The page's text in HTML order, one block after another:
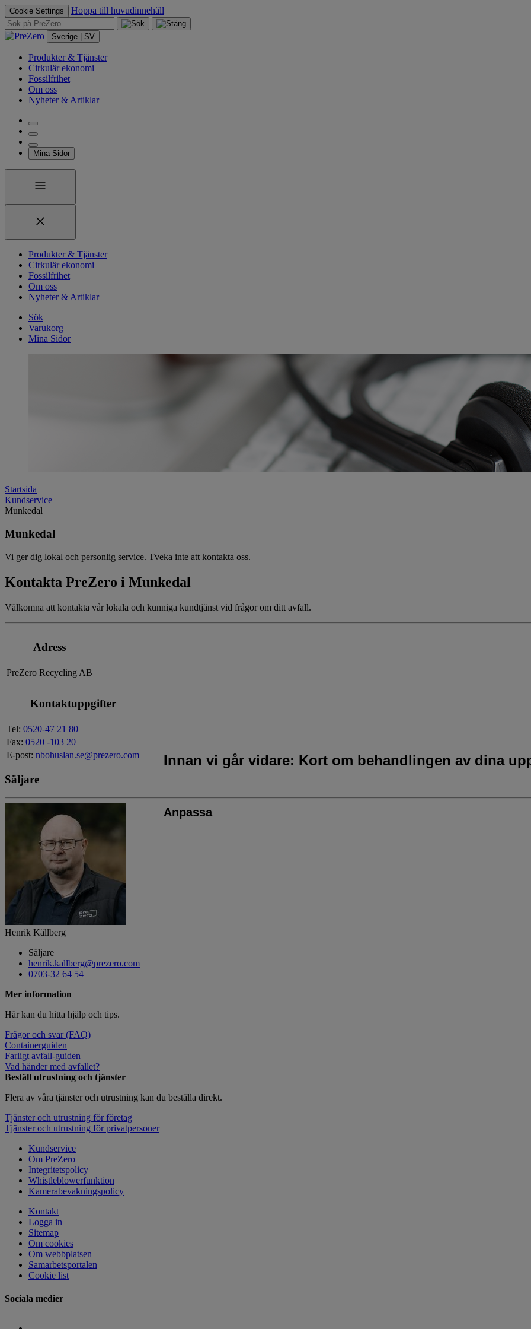
Innan vi går vidare: Kort om behandlingen av dina
Anpassa
Cookie Settings Hoppa till huvudinnehåll
Sverige | SV
Produkter & Tjänster
Cirkulär ekonomi
Fossilfrihet
Om oss
Nyheter & Artiklar
Mina Sidor
Produkter & Tjänster
Cirkulär ekonomi
Fossilfrihet
Om oss
Nyheter & Artiklar
Sök
Varukorg
Mina Sidor
Startsida
Kundservice
Munkedal
Munkedal
Vi ger dig lokal och personlig service. Tveka inte att kontakta oss.
Kontakta PreZero i Munkedal
Välkomna att kontakta vår lokala och kunniga kundtjänst vid frågor om ditt avfall.
Adress
PreZero Recycling AB
Kontaktuppgifter
Tel: 0520-47 21 80
Fax: 0520 -103 20
E-post: nbohuslan.se@prezero.com
Säljare
Henrik Källberg
Säljare
henrik.kallberg@prezero.com
0703-32 64 54
Mer information
Här kan du hitta hjälp och tips.
Frågor och svar (FAQ)
Containerguiden
Farligt avfall-guiden
Vad händer med avfallet?
Beställ utrustning och tjänster
Flera av våra tjänster och utrustning kan du beställa direkt.
Tjänster och utrustning för företag
Tjänster och utrustning för privatpersoner
Kundservice
Om PreZero
Integritetspolicy
Whistleblowerfunktion
Kamerabevakningspolicy
Kontakt
Logga in
Sitemap
Om cookies
Om webbplatsen
Samarbetsportalen
Cookie list
Sociala medier